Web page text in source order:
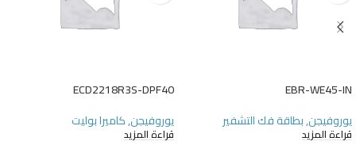
EBR-WE45-IN
يوروفيجن,بطاقة فك التشفير
قراءة المزيد
ECD2218R3S-DPF40
يوروفيجن,كاميرا بوليت
قراءة المزيد